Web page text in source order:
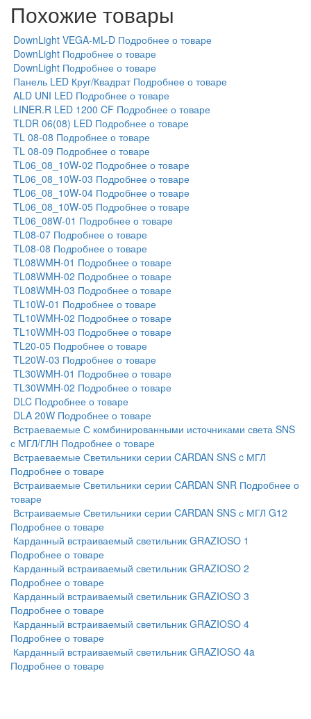
Похожие товары
DownLight VEGA-МL-D Подробнее о товаре
DownLight Подробнее о товаре
DownLight Подробнее о товаре
Панель LED Круг/Квадрат Подробнее о товаре
ALD UNI LED Подробнее о товаре
LINER.R LED 1200 CF Подробнее о товаре
TLDR 06(08) LED Подробнее о товаре
TL 08-08 Подробнее о товаре
TL 08-09 Подробнее о товаре
TL06_08_10W-02 Подробнее о товаре
TL06_08_10W-03 Подробнее о товаре
TL06_08_10W-04 Подробнее о товаре
TL06_08_10W-05 Подробнее о товаре
TL06_08W-01 Подробнее о товаре
TL08-07 Подробнее о товаре
TL08-08 Подробнее о товаре
TL08WMH-01 Подробнее о товаре
TL08WMH-02 Подробнее о товаре
TL08WMH-03 Подробнее о товаре
TL10W-01 Подробнее о товаре
TL10WMH-02 Подробнее о товаре
TL10WMH-03 Подробнее о товаре
TL20-05 Подробнее о товаре
TL20W-03 Подробнее о товаре
TL30WMH-01 Подробнее о товаре
TL30WMH-02 Подробнее о товаре
DLC Подробнее о товаре
DLA 20W Подробнее о товаре
Встраеваемые С комбинированными источниками света SNS
с МГЛ/ГЛН Подробнее о товаре
Встраеваемые Светильники серии CARDAN SNS c МГЛ
Подробнее о товаре
Встраиваемые Светильники серии CARDAN SNR Подробнее о
товаре
Встраиваемые Светильники серии CARDAN SNS с МГЛ G12
Подробнее о товаре
Карданный встраиваемый светильник GRAZIOSO 1
Подробнее о товаре
Карданный встраиваемый светильник GRAZIOSO 2
Подробнее о товаре
Карданный встраиваемый светильник GRAZIOSO 3
Подробнее о товаре
Карданный встраиваемый светильник GRAZIOSO 4
Подробнее о товаре
Карданный встраиваемый светильник GRAZIOSO 4a
Подробнее о товаре